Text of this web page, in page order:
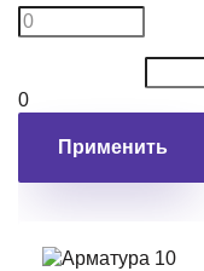
0
Применить